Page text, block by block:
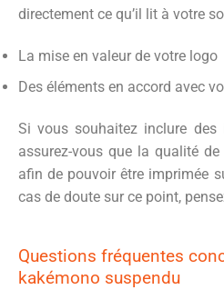
directement ce qu’il lit à votre
La mise en valeur de votre logo
Des éléments en accord avec
Si vous souhaitez inclure des
assurez-vous que la qualité
afin de pouvoir être imprimée
cas de doute sur ce point,
Questions fréquentes
kakémono suspendu